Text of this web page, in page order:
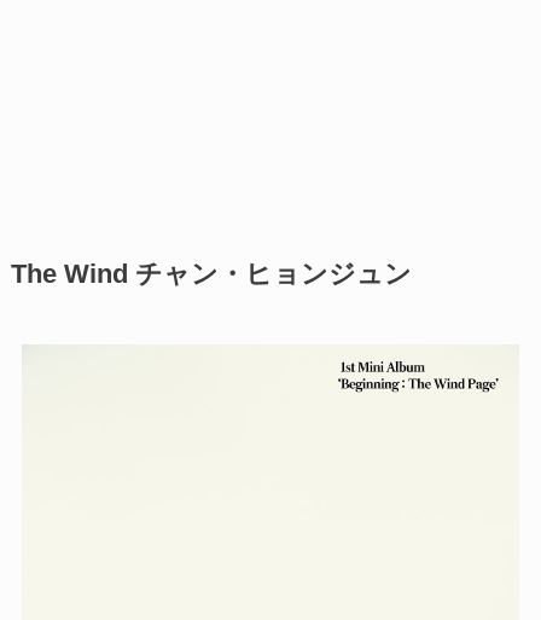
The Wind チャン・ヒョンジュン